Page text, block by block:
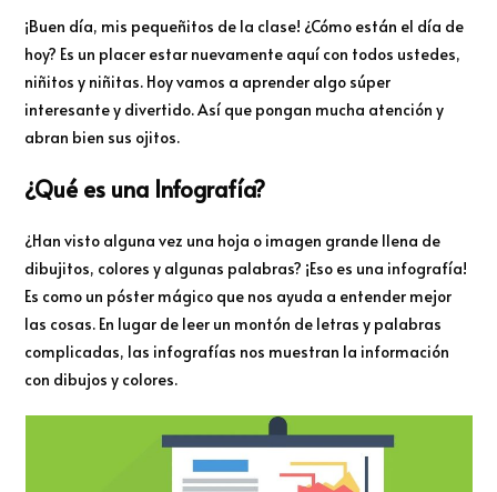
¡Buen día, mis pequeñitos de la clase! ¿Cómo están el día de
hoy? Es un placer estar nuevamente aquí con todos ustedes,
niñitos y niñitas. Hoy vamos a aprender algo súper
interesante y divertido. Así que pongan mucha atención y
abran bien sus ojitos.
¿Qué es una Infografía?
¿Han visto alguna vez una hoja o imagen grande llena de
dibujitos, colores y algunas palabras? ¡Eso es una infografía!
Es como un póster mágico que nos ayuda a entender mejor
las cosas. En lugar de leer un montón de letras y palabras
complicadas, las infografías nos muestran la información
con dibujos y colores.